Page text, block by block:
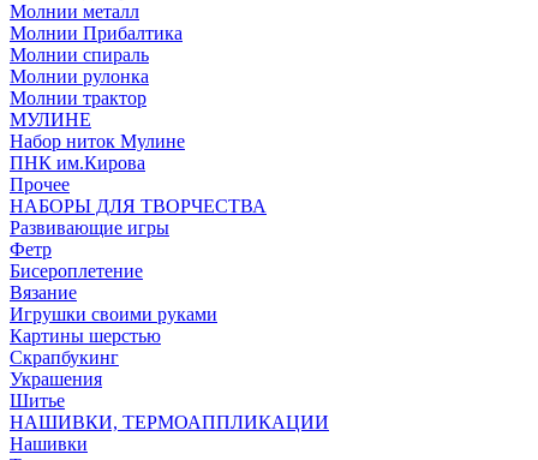
Молнии металл
Молнии Прибалтика
Молнии спираль
Молнии рулонка
Молнии трактор
МУЛИНЕ
Набор ниток Мулине
ПНК им.Кирова
Прочее
НАБОРЫ ДЛЯ ТВОРЧЕСТВА
Развивающие игры
Фетр
Бисероплетение
Вязание
Игрушки своими руками
Картины шерстью
Скрапбукинг
Украшения
Шитье
НАШИВКИ, ТЕРМОАППЛИКАЦИИ
Нашивки